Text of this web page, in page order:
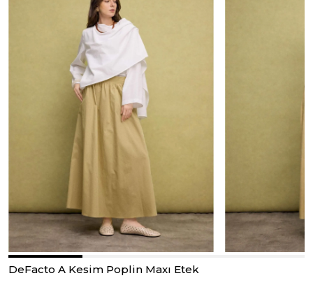
DeFacto A Kesim Poplin Maxı Etek